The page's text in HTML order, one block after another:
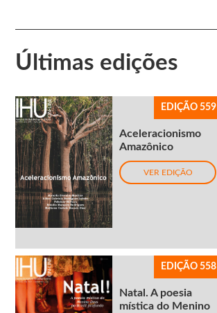
Últimas edições
EDIÇÃO 559
Aceleracionismo
Amazônico
VER EDIÇÃO
EDIÇÃO 558
Natal. A poesia
mística do Menino